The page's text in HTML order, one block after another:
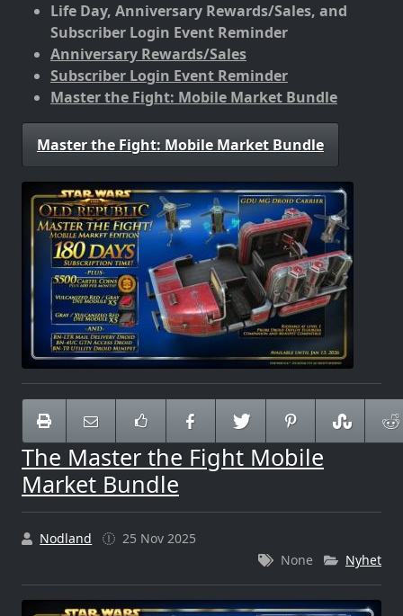
Life Day, Anniversary Rewards/Sales, and
Subscriber Login Event Reminder
Anniversary Rewards/Sales
Subscriber Login Event Reminder
Master the Fight: Mobile Market Bundle
Master the Fight: Mobile Market Bundle
The Master the Fight Mobile
Market Bundle
Nodland
25 Nov 2025
None
Nyhet